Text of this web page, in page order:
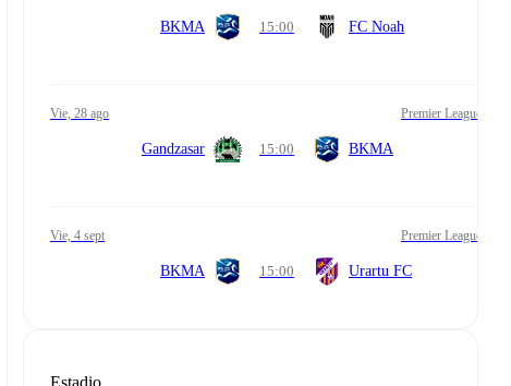
BKMA 15:00 FC Noah
vie, 28 ago Premier League
Gandzasar 15:00 BKMA
vie, 4 sept Premier League
BKMA 15:00 Urartu FC
Estadio